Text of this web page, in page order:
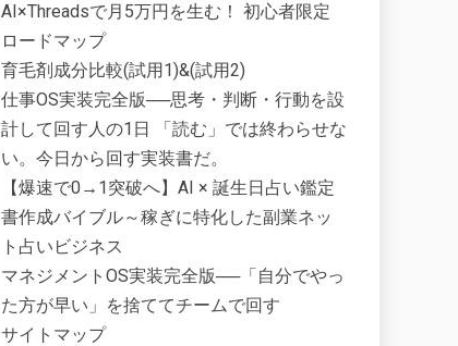
AI×Threadsで月5万円を生む！ 初心者限定
ロードマップ
育毛剤成分比較(試用1)&(試用2)
仕事OS実装完全版──思考・判断・行動を設
計して回す人の1日 「読む」では終わらせな
い。今日から回す実装書だ。
【爆速で0→1突破へ】AI × 誕生日占い鑑定
書作成バイブル～稼ぎに特化した副業ネッ
ト占いビジネス
マネジメントOS実装完全版──「自分でやっ
た方が早い」を捨ててチームで回す
サイトマップ